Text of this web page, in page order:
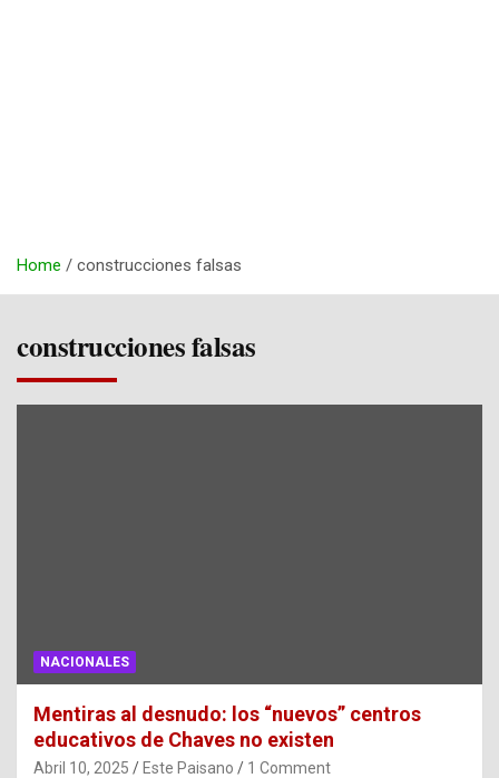
Home construcciones falsas
construcciones falsas
NACIONALES
Mentiras al desnudo: los “nuevos” centros
educativos de Chaves no existen
Abril 10, 2025 Este Paisano 1 Comment